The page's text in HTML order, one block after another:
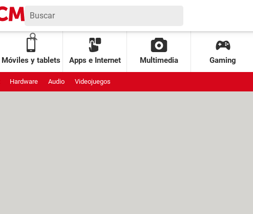
Móviles y tablets Apps e Internet Multimedia Gaming
Hardware Audio Videojuegos